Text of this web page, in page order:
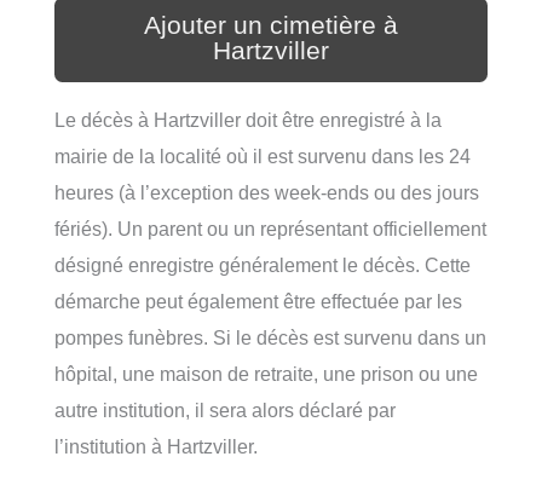
Ajouter un cimetière à
Hartzviller
Le décès à Hartzviller doit être enregistré à la
mairie de la localité où il est survenu dans les 24
heures (à l’exception des week-ends ou des jours
fériés). Un parent ou un représentant officiellement
désigné enregistre généralement le décès. Cette
démarche peut également être effectuée par les
pompes funèbres. Si le décès est survenu dans un
hôpital, une maison de retraite, une prison ou une
autre institution, il sera alors déclaré par
l’institution à Hartzviller.